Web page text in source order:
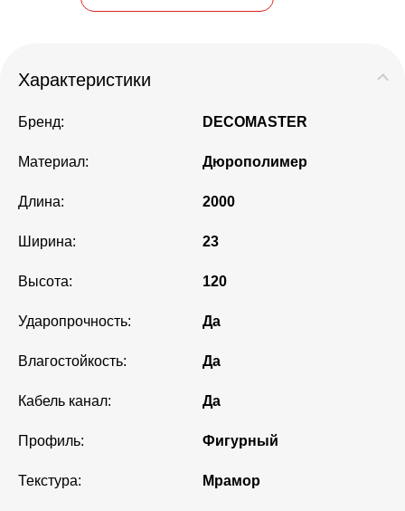
Характеристики
Бренд: DECOMASTER
Материал: Дюрополимер
Длина: 2000
Ширина: 23
Высота: 120
Ударопрочность: Да
Влагостойкость: Да
Кабель канал: Да
Профиль: Фигурный
Текстура: Мрамор